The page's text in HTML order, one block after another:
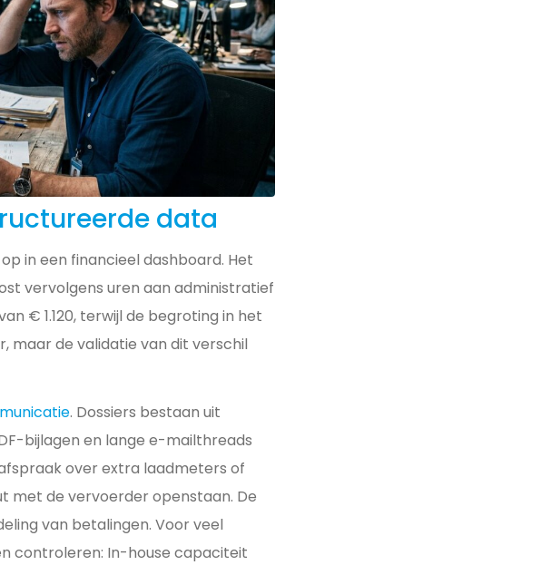
data
in een financieel dashboard. Het
vervolgens uren aan administratief
€ 1.120, terwijl de begroting in het
maar de validatie van dit verschil
. Dossiers bestaan uit
bijlagen en lange e-mailthreads
over extra laadmeters of
met de vervoerder openstaan. De
van betalingen. Voor veel
controleren: In-house capaciteit